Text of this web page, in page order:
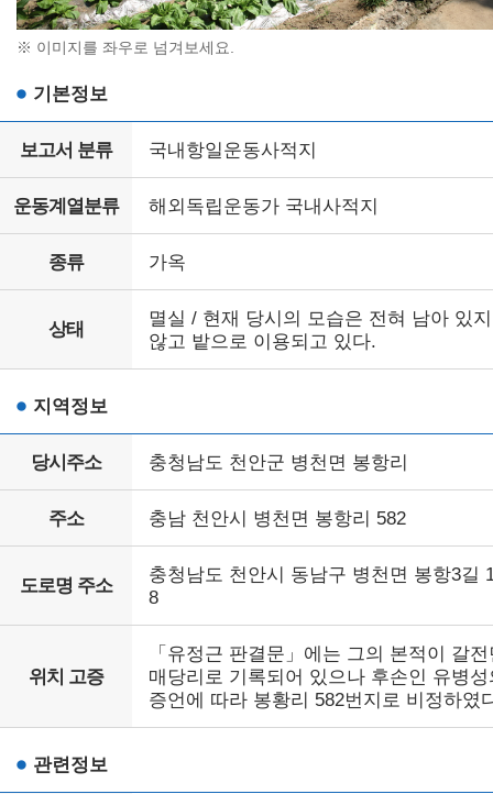
※ 이미지를 좌우로 넘겨보세요.
기본정보
보고서 분류 국내항일운동사적지
운동계열분류 해외독립운동가 국내사적지
종류 가옥
상태
멸실 / 현재 당시의 모습은 전혀 남아 있지
않고 밭으로 이용되고 있다.
지역정보
당시주소 충청남도 천안군 병천면 봉항리
주소 충남 천안시 병천면 봉항리 582
도로명 주소
충청남도 천안시 동남구 병천면 봉항3길
8
위치 고증
「유정근 판결문」에는 그의 본적이 갈전
매당리로 기록되어 있으나 후손인 유병성
증언에 따라 봉황리 582번지로 비정하였
관련정보